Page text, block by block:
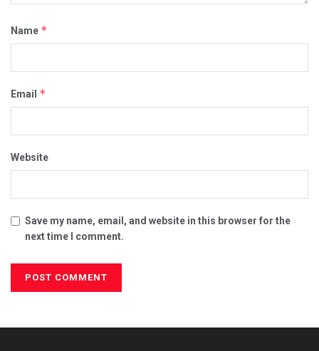
Name *
Email *
Website
Save my name, email, and website in this browser for the
next time I comment.